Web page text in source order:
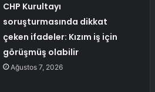
CHP Kurultayı
soruşturmasında dikkat
çeken ifadeler: Kızım iş için
görüşmüş olabilir
Ağustos 7, 2026